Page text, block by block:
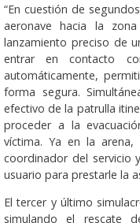
“En cuestión de
aeronave hacia la
lanzamiento preciso de
entrar en contacto
automáticamente,
forma segura.
efectivo de la patrulla
proceder a la
víctima. Ya en la
coordinador del servicio
usuario para prestarle la
El tercer y último
simulando el rescate